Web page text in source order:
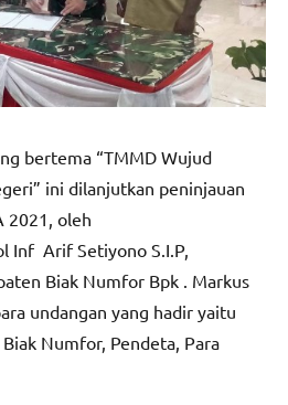
bertema “TMMD Wujud
ini dilanjutkan peninjauan
2021, oleh
Inf Arif Setiyono S.I.P,
Biak Numfor Bpk . Markus
undangan yang hadir yaitu
Numfor, Pendeta, Para